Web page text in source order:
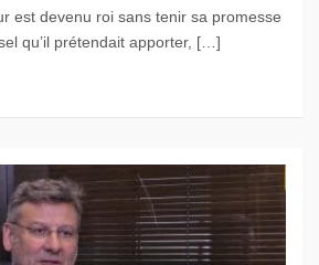
est devenu roi sans tenir sa promesse
qu’il prétendait apporter, […]